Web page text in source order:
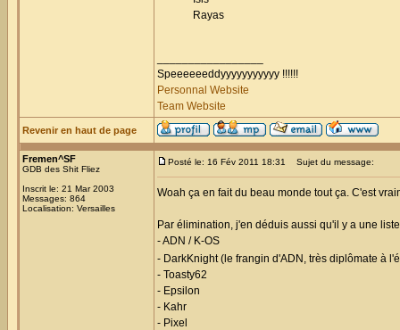
Rayas
Speeeeeeddyyyyyyyyyyy !!!!!!
Personnal Website
Team Website
Revenir en haut de page
Fremen^SF
GDB des Shit Fliez
Inscrit le: 21 Mar 2003
Messages: 864
Localisation: Versailles
Posté le: 16 Fév 2011 18:31 Sujet du message:
Woah ça en fait du beau monde tout ça. C'est
Par élimination, j'en déduis aussi qu'il y a une
- ADN / K-OS
- DarkKnight (le frangin d'ADN, très diplômate à
- Toasty62
- Epsilon
- Kahr
- Pixel